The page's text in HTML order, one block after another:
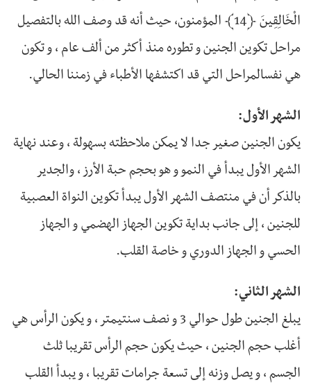
الْخَالِقِينَ ﴿14﴾ المؤمنون، حيث أنه قد وصف الله بالتفصيل
مراحل تكوين الجنين و تطوره منذ أكثر من ألف عام ، و تكون
هي نفسالمراحل التي قد اكتشفها الأطباء في زمننا الحالي.
الشهر الأول:
يكون الجنين صغير جدا لا يمكن ملاحظته بسهولة ، وعند نهاية
الشهر الأول يبدأ في النمو و هو بحجم حبة الأرز ، والجدير
بالذكر أن في منتصف الشهر الأول يبدأ تكوين النواة العصبية
للجنين ، إلى جانب بداية تكوين الجهاز الهضمي و الجهاز
الحسي و الجهاز الدوري و خاصة القلب.
الشهر الثاني:
يبلغ الجنين طول حوالي 3 و نصف سنتيمتر ، و يكون الرأس هي
أغلب حجم الجنين ، حيث يكون حجم الرأس تقريبا ثلث
الجسم ، و يصل وزنه إلى تسعة جرامات تقريبا ، و يبدأ القلب